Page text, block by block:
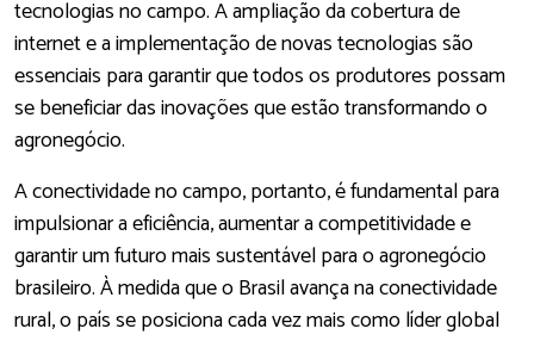
tecnologias no campo. A ampliação da cobertura de
internet e a implementação de novas tecnologias são
essenciais para garantir que todos os produtores possam
se beneficiar das inovações que estão transformando o
agronegócio.
A conectividade no campo, portanto, é fundamental para
impulsionar a eficiência, aumentar a competitividade e
garantir um futuro mais sustentável para o agronegócio
brasileiro. À medida que o Brasil avança na conectividade
rural, o país se posiciona cada vez mais como líder global